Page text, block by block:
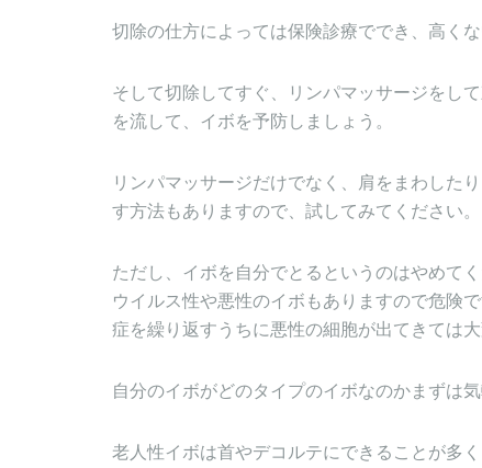
切除の仕方によっては保険診療ででき、高くな
そして切除してすぐ、リンパマッサージをし
を流して、イボを予防しましょう。
リンパマッサージだけでなく、肩をまわした
す方法もありますので、試してみてください。
ただし、イボを自分でとるというのはやめてく
ウイルス性や悪性のイボもありますので危険
症を繰り返すうちに悪性の細胞が出てきては大
自分のイボがどのタイプのイボなのかまずは
老人性イボは首やデコルテにできることが多